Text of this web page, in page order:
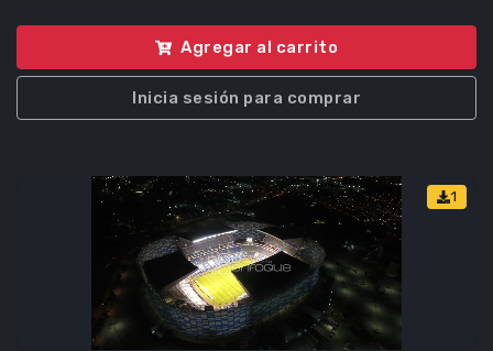
Agregar al carrito
Inicia sesión para comprar
1